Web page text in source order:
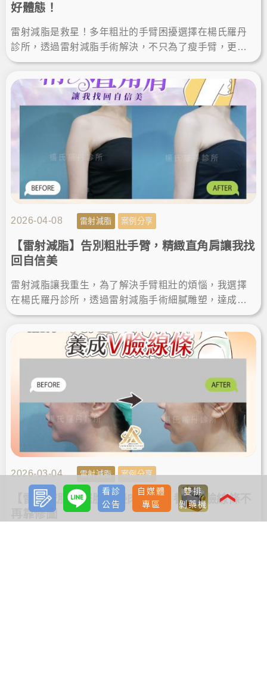
好體態！
雷射減脂是救星！多年粗壯的手臂困擾選擇在楊氏羅丹
診所，透過雷射減脂手術解決，不只為了瘦手臂，更是
追求完美體態的精準雕塑。讓我徹底找回自信，輕鬆駕
馭無袖上衣！
2026-04-08 雷射減脂 案例分享
【雷射減脂】告別粗壯手臂，精緻直角肩讓我找
回自信美
雷射減脂讓我重生，為了解決手臂粗壯的煩惱，我選擇
在楊氏羅丹診所，透過雷射減脂手術細膩雕塑，達成瘦
手臂夢想。術後效果自然，體態視覺更顯瘦，變身直角
肩找回自信美。
2026-03-04 雷射減脂 案例分享
【雷射減脂】擺脫嘴邊肉陰影，養成V臉線條不
再靠修圖
雙排
剝藥機
自媒體
專區
看診
公告
預約
諮詢
LINE
❮